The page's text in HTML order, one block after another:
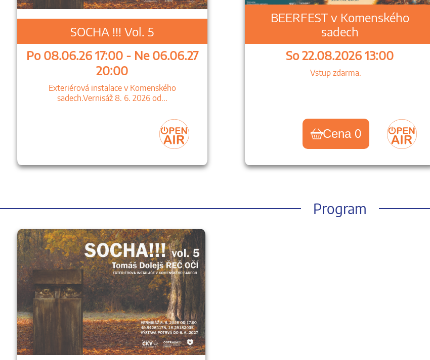
SOCHA !!! Vol. 5
Po 08.06.26 17:00 - Ne 06.06.27
20:00
Exteriérová instalace v Komenského
sadech.Vernisáž 8. 6. 2026 od...
BEERFEST v Komenského
sadech
So 22.08.2026 13:00
Vstup zdarma.
Cena 0
Program